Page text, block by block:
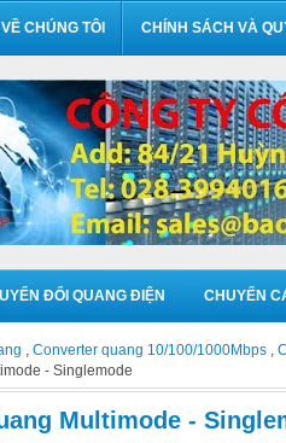
VỀ CHÚNG TÔI CHÍNH SÁCH VÀ
ĐỔI QUANG ĐIỆN CHUYỂN
, Converter quang 10/100/1000Mbps ,
- Singlemode
Multimode -